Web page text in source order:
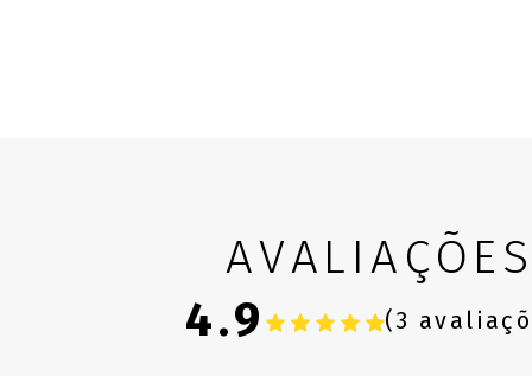
4.9
(3